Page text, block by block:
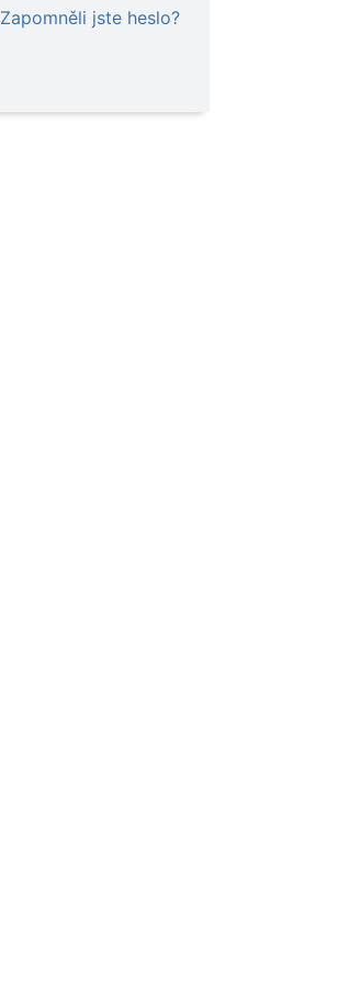
Zapomněli jste heslo?